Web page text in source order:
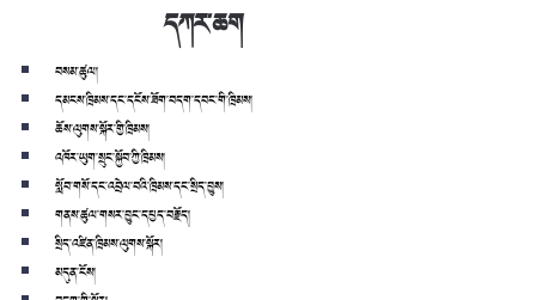
དཀར་ཆག
བསམ་ཚུལ།
དམངས་ཁྲིམས་དང་དངོས་ཟོག་བདག་དབང་གི་ཁྲིམས།
ཆོས་ལུགས་སྐོར་གྱི་ཁྲིམས།
འཁོར་ཡུག་སྲུང་སྐྱོབ་ཀྱི་ཁྲིམས།
སློབ་གསོ་དང་འབྲེལ་བའི་ཁྲིམས་དང་སྲིད་བྱུས།
གནས་ཚུལ་གསར་བྱུང་དཔྱད་བརྗོད།
སྲིད་འཛིན་ཁྲིམས་ལུགས་སྐོར།
མདུན་ངོས།